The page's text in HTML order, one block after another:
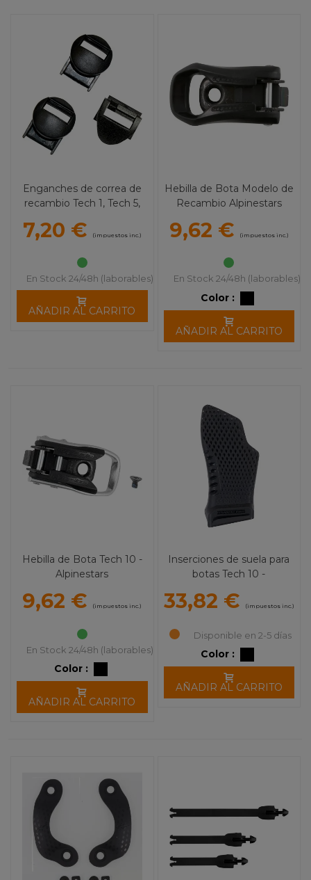
Enganches de correa de
recambio Tech 1, Tech 5,
7,20 € (impuestos inc.)
En Stock 24/48h (laborables)
AÑADIR AL CARRITO
Hebilla de Bota Modelo de
Recambio Alpinestars
9,62 € (impuestos inc.)
En Stock 24/48h (laborables)
Color :
AÑADIR AL CARRITO
Hebilla de Bota Tech 10 -
Alpinestars
9,62 € (impuestos inc.)
En Stock 24/48h (laborables)
Color :
AÑADIR AL CARRITO
Inserciones de suela para
botas Tech 10 -
33,82 € (impuestos inc.)
Disponible en 2-5 días
Color :
AÑADIR AL CARRITO